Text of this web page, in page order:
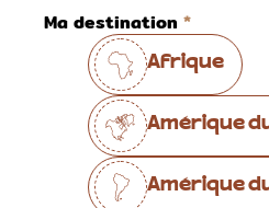
Ma destination
Afrique
Amérique
Amérique